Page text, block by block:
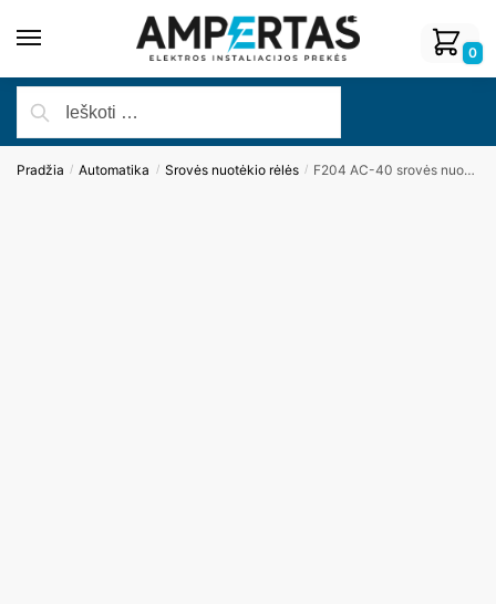
0
Pradžia / Automatika / Srovės nuotėkio rėlės / F204 AC-40 srovės nuotėkio rėlė 4P 40A 100 mA (ABB)